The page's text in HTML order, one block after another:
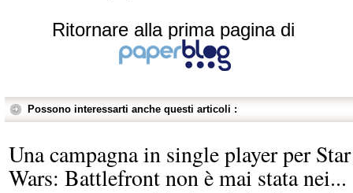
Ritornare alla prima pagina di
Possono interessarti anche questi articoli :
Una campagna in single player per Star
Wars: Battlefront non è mai stata nei...